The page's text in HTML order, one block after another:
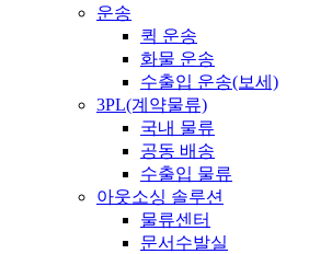
운송
퀵 운송
화물 운송
수출입 운송(보세)
3PL(계약물류)
국내 물류
공동 배송
수출입 물류
아웃소싱 솔루션
물류센터
문서수발실